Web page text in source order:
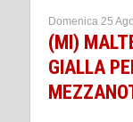
Domenica 25
(MI)
GIALLA